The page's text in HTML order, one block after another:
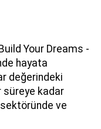
Your Dreams -
hayata
değerindeki
kadar
ve